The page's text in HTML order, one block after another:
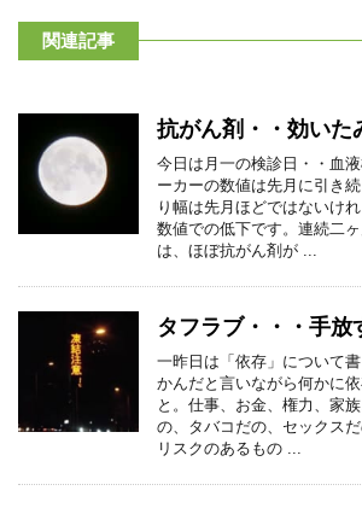
関連記事
抗がん剤・・効いた
今日は月一の検診日・・血
ーカーの数値は先月に引き
り幅は先月ほどではないけ
数値での低下です。連続二
は、ほぼ抗がん剤が ...
タフラブ・・・手放
一昨日は「依存」について
かんだと言いながら何かに
と。仕事、お金、権力、家
の、タバコだの、セックス
リスクのあるもの ...